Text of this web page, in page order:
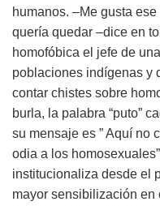
humanos. –Me gusta
quería quedar –dice en
homofóbica el jefe de
poblaciones indígenas y
contar chistes sobre
burla, la palabra “puto”
su mensaje es ” Aquí no
odia a los
institucionaliza desde el
mayor sensibilización en